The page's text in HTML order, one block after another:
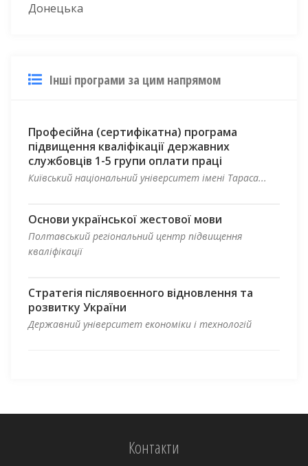
Донецька
Інші програми за цим напрямом
Професійна (сертифікатна) програма
підвищення кваліфікації державних
службовців 1-5 групи оплати праці
Київський національний університет імені Тараса...
Основи української жестової мови
Полтавський регіональний центр підвищення
кваліфікації
Стратегія післявоєнного відновлення та
розвитку України
Державний університет економіки і технологій
Контакти